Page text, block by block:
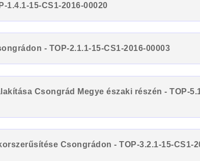
1.4.1-15-CS1-2016-00020
- TOP-2.1.1-15-CS1-2016-00003
Csongrád Megye északi részén - TOP-
Csongrádon - TOP-3.2.1-15-CS1-